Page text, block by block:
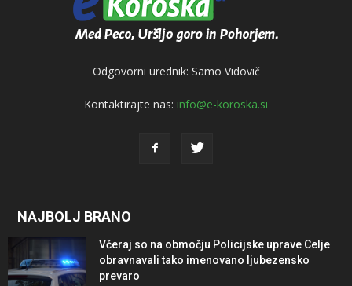
Odgovorni urednik: Samo Vidovič
Kontaktirajte nas: info@e-koroska.si
NAJBOLJ BRANO
Včeraj so na območju Policijske uprave Celje
obravnavali tako imenovano ljubezensko
prevaro